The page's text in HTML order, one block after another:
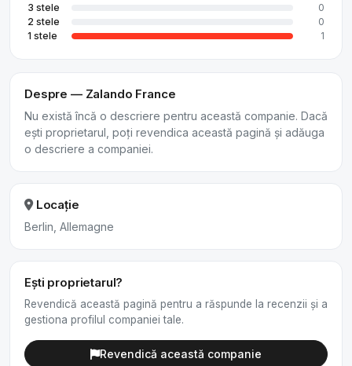
3 stele
0
2 stele
0
1 stele
1
Despre — Zalando France
Nu există încă o descriere pentru această companie. Dacă
ești proprietarul, poți revendica această pagină și adăuga
o descriere a companiei.
Locație
Berlin, Allemagne
Ești proprietarul?
Revendică această pagină pentru a răspunde la recenzii și a
gestiona profilul companiei tale.
Revendică această companie